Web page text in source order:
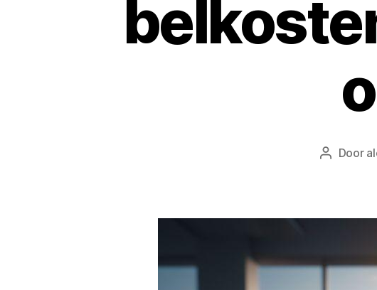
Door